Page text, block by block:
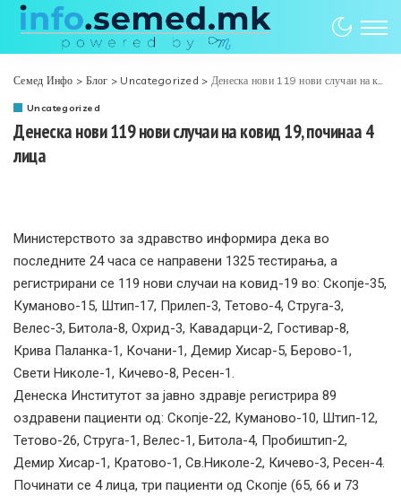
Семед Инфо > Блог > Uncategorized > Денеска нови 119 нови случаи на ковид 19, починаа 4 лица
Uncategorized
Денеска нови 119 нови случаи на ковид 19, починаа 4
лица
Министерството за здравство информира дека во
последните 24 часа се направени 1325 тестирања, а
регистрирани се 119 нови случаи на ковид-19 во: Скопје-35,
Куманово-15, Штип-17, Прилеп-3, Тетово-4, Струга-3,
Велес-3, Битола-8, Охрид-3, Кавадарци-2, Гостивар-8,
Крива Паланка-1, Кочани-1, Демир Хисар-5, Берово-1,
Свети Николе-1, Кичево-8, Ресен-1.
Денеска Институтот за јавно здравје регистрира 89
оздравени пациенти од: Скопје-22, Куманово-10, Штип-12,
Тетово-26, Струга-1, Велес-1, Битола-4, Пробиштип-2,
Демир Хисар-1, Кратово-1, Св.Николе-2, Кичево-3, Ресен-4.
Починати се 4 лица, три пациенти од Скопје (65, 66 и 73